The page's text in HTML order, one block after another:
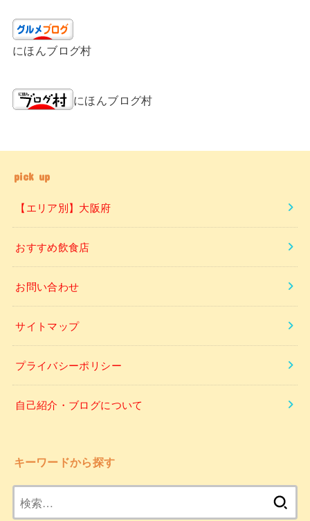
にほんブログ村
にほんブログ村
pick up
【エリア別】大阪府
おすすめ飲食店
お問い合わせ
サイトマップ
プライバシーポリシー
自己紹介・ブログについて
キーワードから探す